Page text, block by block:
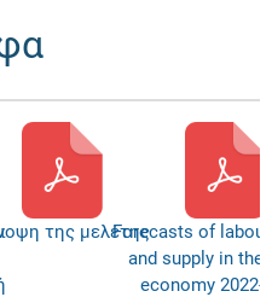
της μελέτηςForecasts of
and supply in the
economy 2022-